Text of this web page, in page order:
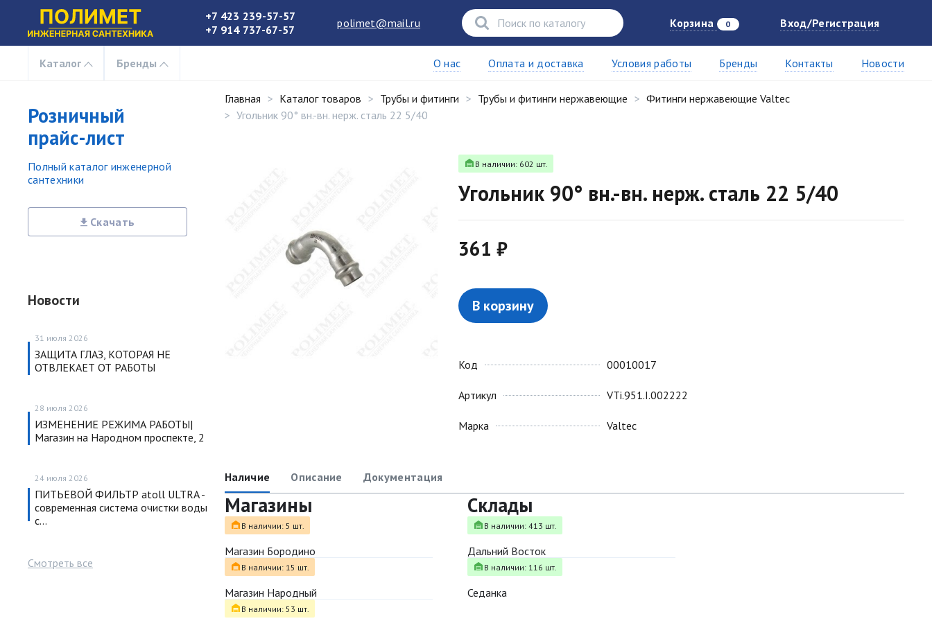
+7 423 239-57-57
+7 914 737-67-57
polimet@mail.ru Корзина 0 Вход/Регистрация
Каталог Бренды О нас Оплата и доставка Условия работы Бренды Контакты Новости
Розничный
прайс-лист
Полный каталог инженерной
сантехники
Скачать
Новости
31 июля 2026
ЗАЩИТА ГЛАЗ, КОТОРАЯ НЕ
ОТВЛЕКАЕТ ОТ РАБОТЫ
28 июля 2026
ИЗМЕНЕНИЕ РЕЖИМА РАБОТЫ|
Магазин на Народном проспекте, 2
24 июля 2026
ПИТЬЕВОЙ ФИЛЬТР atoll ULTRA -
современная система очистки воды
с…
Смотреть все
Главная Каталог товаров Трубы и фитинги Трубы и фитинги нержавеющие
Фитинги нержавеющие Valtec
Угольник 90° вн.-вн. нерж. сталь 22 5/40
В наличии: 602 шт.
Угольник 90° вн.-вн. нерж. сталь 22 5/40
361 ₽
В корзину
Код
Артикул
Марка
00010017
VTi.951.I.002222
Valtec
Наличие Описание Документация
Магазины
В наличии: 5 шт.
Магазин Бородино
В наличии: 15 шт.
Магазин Народный
В наличии: 53 шт.
Склады
В наличии: 413 шт.
Дальний Восток
В наличии: 116 шт.
Седанка